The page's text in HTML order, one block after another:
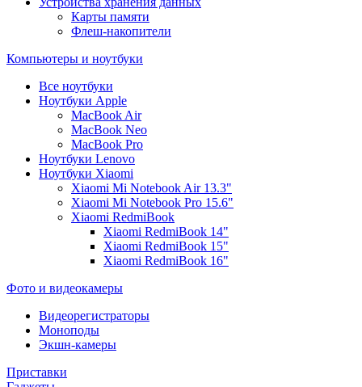
Карты памяти
Флеш-накопители
Компьютеры и ноутбуки
Все ноутбуки
Ноутбуки Apple
MacBook Air
MacBook Neo
MacBook Pro
Ноутбуки Lenovo
Ноутбуки Xiaomi
Xiaomi Mi Notebook Air 13.3"
Xiaomi Mi Notebook Pro 15.6"
Xiaomi RedmiBook
Xiaomi RedmiBook 14"
Xiaomi RedmiBook 15"
Xiaomi RedmiBook 16"
Фото и видеокамеры
Видеорегистраторы
Моноподы
Экшн-камеры
Приставки